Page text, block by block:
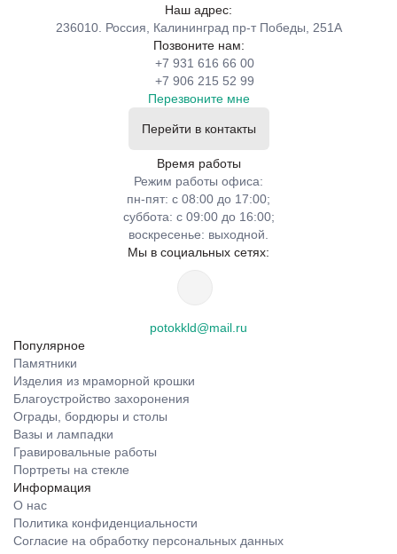
Наш адрес:
236010. Россия, Калининград пр-т Победы, 251А
Позвоните нам:
+7 931 616 66 00
+7 906 215 52 99
Перезвоните мне
Перейти в контакты
Время работы
Режим работы офиса:
пн-пят: с 08:00 до 17:00;
суббота: с 09:00 до 16:00;
воскресенье: выходной.
Мы в социальных сетях:
potokkld@mail.ru
Популярное
Памятники
Изделия из мраморной крошки
Благоустройство захоронения
Ограды, бордюры и столы
Вазы и лампадки
Гравировальные работы
Портреты на стекле
Информация
О нас
Политика конфиденциальности
Согласие на обработку персональных данных